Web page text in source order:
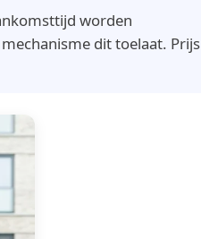
worden
dit toelaat. Prijs